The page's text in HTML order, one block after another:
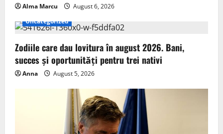
Alma Marcu
August 6, 2026
Uncategorized
Zodiile care dau lovitura în august 2026. Bani,
succes și oportunități pentru trei nativi
Anna August 5, 2026